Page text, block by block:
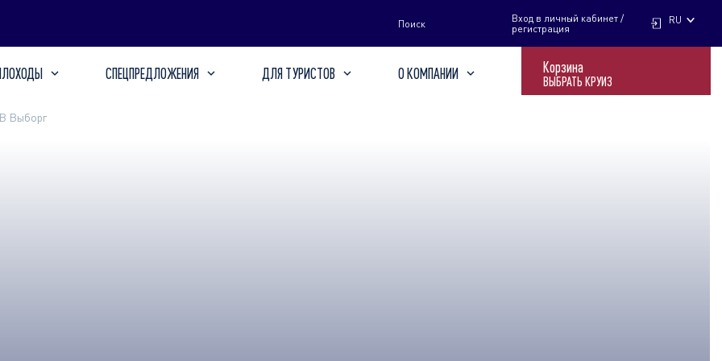
Поиск
Вход в личный кабинет /
регистрация
RU
СПЕЦПРЕДЛОЖЕНИЯ ДЛЯ ТУРИСТОВ О КОМПАНИИ Корзина
ВЫБРАТЬ КРУИЗ
В Выборг